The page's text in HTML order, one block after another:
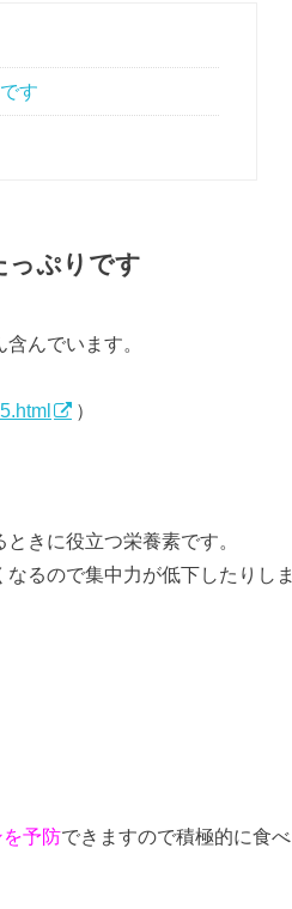
す
ぷりです
んでいます。
）
きに役立つ栄養素です。
るので集中力が低下したりしま
予防できますので積極的に食べ